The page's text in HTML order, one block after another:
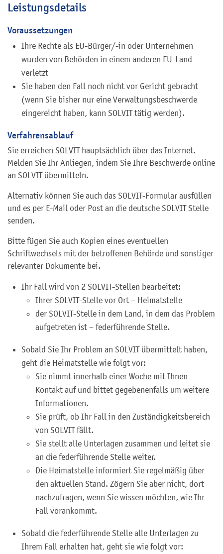
Leistungsdetails
Voraussetzungen
Ihre Rechte als EU-Bürger/-in oder Unternehmen
wurden von Behörden in einem anderen EU-Land
verletzt
Sie haben den Fall noch nicht vor Gericht gebracht
(wenn Sie bisher nur eine Verwaltungsbeschwerde
eingereicht haben, kann SOLVIT tätig werden).
Verfahrensablauf
Sie erreichen SOLVIT hauptsächlich über das Internet.
Melden Sie Ihr Anliegen, indem Sie Ihre Beschwerde online
an SOLVIT übermitteln.
Alternativ können Sie auch das SOLVIT-Formular ausfüllen
und es per E-Mail oder Post an die deutsche SOLVIT Stelle
senden.
Bitte fügen Sie auch Kopien eines eventuellen
Schriftwechsels mit der betroffenen Behörde und sonstiger
relevanter Dokumente bei.
Ihr Fall wird von 2 SOLVIT-Stellen bearbeitet:
Ihrer SOLVIT-Stelle vor Ort – Heimatstelle
der SOLVIT-Stelle in dem Land, in dem das Problem
aufgetreten ist – federführende Stelle.
Sobald Sie Ihr Problem an SOLVIT übermittelt haben,
geht die Heimatstelle wie folgt vor:
Sie nimmt innerhalb einer Woche mit Ihnen
Kontakt auf und bittet gegebenenfalls um weitere
Informationen.
Sie prüft, ob Ihr Fall in den Zuständigkeitsbereich
von SOLVIT fällt.
Sie stellt alle Unterlagen zusammen und leitet sie
an die federführende Stelle weiter.
Die Heimatstelle informiert Sie regelmäßig über
den aktuellen Stand. Zögern Sie aber nicht, dort
nachzufragen, wenn Sie wissen möchten, wie Ihr
Fall vorankommt.
Sobald die federführende Stelle alle Unterlagen zu
Ihrem Fall erhalten hat, geht sie wie folgt vor: